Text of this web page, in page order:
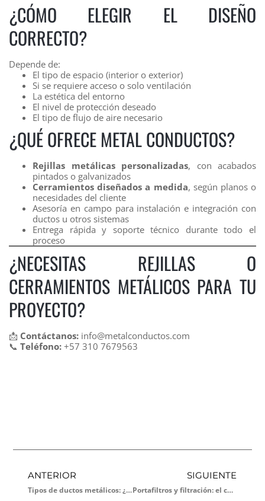
¿CÓMO ELEGIR EL DISEÑO
CORRECTO?
Depende de:
El tipo de espacio (interior o exterior)
Si se requiere acceso o solo ventilación
La estética del entorno
El nivel de protección deseado
El tipo de flujo de aire necesario
¿QUÉ OFRECE METAL CONDUCTOS?
Rejillas metálicas personalizadas, con acabados
pintados o galvanizados
Cerramientos diseñados a medida, según planos o
necesidades del cliente
Asesoría en campo para instalación e integración con
ductos u otros sistemas
Entrega rápida y soporte técnico durante todo el
proceso
¿NECESITAS REJILLAS O
CERRAMIENTOS METÁLICOS PARA TU
PROYECTO?
📩 Contáctanos: info@metalconductos.com
📞 Teléfono: +57 310 7679563
ANTERIOR
Tipos de ductos metálicos: ¿cuál necesitas para tu proyecto?
SIGUIENTE
Portafiltros y filtración: el corazón de un sistema de aire limpio